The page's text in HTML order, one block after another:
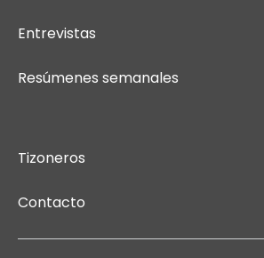
Entrevistas
Resúmenes semanales
Tizoneros
Contacto